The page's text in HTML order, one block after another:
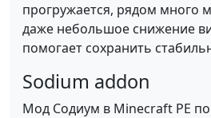
прогружается, рядом много
даже небольшое снижение
помогает сохранить
Sodium addon
Мод Содиум в Minecraft PE